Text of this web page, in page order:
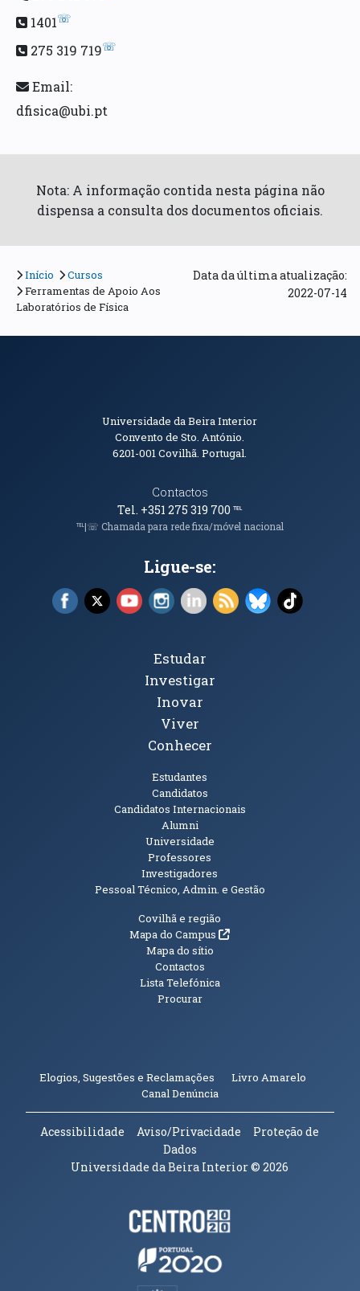
1401☏
275 319 719☏
Email:
dfisica@ubi.pt
Nota: A informação contida nesta página não
dispensa a consulta dos documentos oficiais.
Início
Cursos
Ferramentas de Apoio Aos
Laboratórios de Física
Data da última atualização:
2022-07-14
Informações de Contacto
Universidade da Beira Interior
Convento de Sto. António.
6201-001Covilhã. Portugal.
Contactos
Tel. +351 275 319 700℡
℡|☏ Chamada para rede fixa/móvel nacional
Ligue-se:
Facebook (abre em nova janela)
X (abre em nova janela)
YouTube (abre em nova janela)
Instagram (abre em nova janela)
LinkedIn (abre em nova
RSS (abre em nova
Bluesky (abre
TikTok
Tópicos Principais
Estudar
Investigar
Inovar
Viver
Conhecer
Estudantes
Candidatos
Candidatos Internacionais
Alumni
Universidade
Professores
Investigadores
Pessoal Técnico, Admin. e Gestão
Informações Adicionais
Covilhã e região
Mapa do Campus(abre em nova janela)
Mapa do sítio
Contactos
Lista Telefónica
Procurar
Elogios, Sugestões e Reclamações Livro Amarelo
Canal Denúncia(abre em nova janela)
Acessibilidade Aviso/Privacidade
Proteção de
Dados
Universidade da Beira Interior© 2026
Parceiros e Financiadores